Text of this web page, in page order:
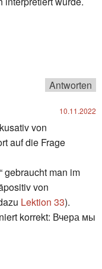
Antworten
10.11.2022
von
auf die Frage
gebraucht man im
von
Lektion 33).
korrekt: Вчера мы